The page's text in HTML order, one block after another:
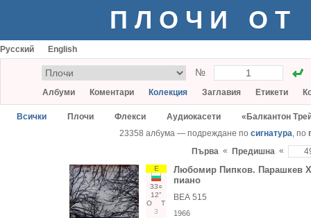
ПЛОЧИ ОТ
Русский English
№
Албуми Коментари Колекция Заглавия Етикети
Всички Плочи Флекси Аудиокасети
«Балкантон
23358 албума — подреждане по сигнатура, по
Първа « Предишна «
Е
33○
12"
О
Т
3
Любомир Пипков. Парашкев
пиано
ВЕА 515
1966